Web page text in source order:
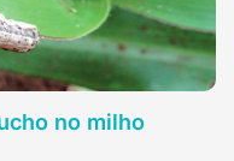
no milho